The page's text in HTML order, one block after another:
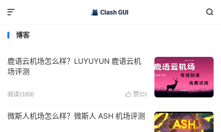


博客
鹿语云机场怎么样？LUYUYUN 鹿语云机
场评测
 赞(0)
阅读(389)
微斯人机场怎么样？微斯人 ASH 机场评测